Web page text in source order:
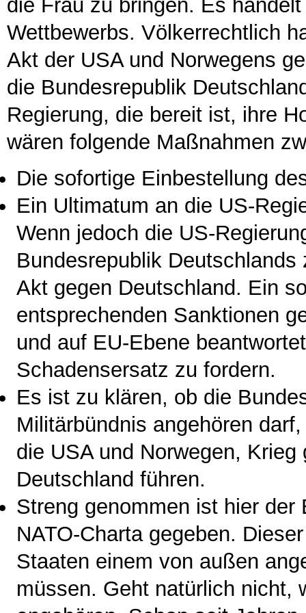
die Frau zu bringen. Es
Wettbewerbs. Völkerrechtlich
Akt der USA und Norwegens
die Bundesrepublik
Regierung, die bereit ist, ihre
wären folgende Maßnahmen
Die sofortige Einbestellung
Ein Ultimatum an die US-
Wenn jedoch die US-
Bundesrepublik
Akt gegen Deutschland. Ein
entsprechenden Sanktionen
und auf EU-Ebene
Schadensersatz zu fordern.
Es ist zu klären, ob die
Militärbündnis angehören
die USA und Norwegen,
Deutschland führen.
Streng genommen ist hier
NATO-Charta gegeben.
Staaten einem von außen
müssen. Geht natürlich nicht,